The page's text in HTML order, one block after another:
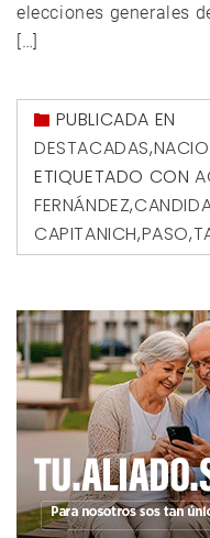
elecciones generales
[…]
PUBLICADA EN
DESTACADAS,
ETIQUETADO CON
FERNÁNDEZ,
CAPITANICH,PASO,